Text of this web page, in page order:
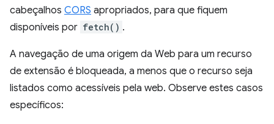
cabeçalhos CORS apropriados, para que fiquem
disponíveis por fetch() .
A navegação de uma origem da Web para um recurso
de extensão é bloqueada, a menos que o recurso seja
listados como acessíveis pela web. Observe estes casos
específicos: